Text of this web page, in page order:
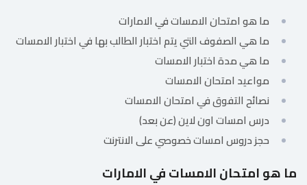
الدليل
الإرشادي
خريطة
الموقع
ما هو امتحان الامسات في الامارات
ما هي الصفوف التي يتم اختبار الطالب بها في اختبار الامسات
ما هي مدة اختبار الامسات
مواعيد امتحان الامسات
نصائح التفوق في امتحان الامسات
درس امسات اون لاين (عن بعد)
حجز دروس امسات خصوصي على الانترنت
ما هو امتحان الامسات في الامارات